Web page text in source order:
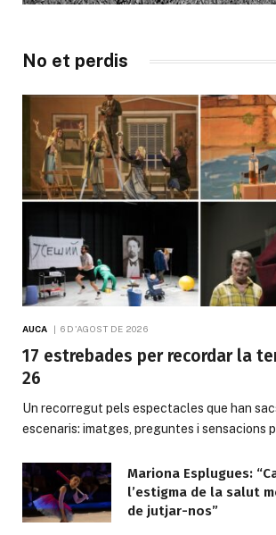
No et perdis
AUCA 6 D'AGOST DE 2026
17 estrebades per recordar la
26
Un recorregut pels espectacles que han
escenaris: imatges, preguntes i sensacions
Mariona Esplugues:
l’estigma de la salut
de jutjar-nos”